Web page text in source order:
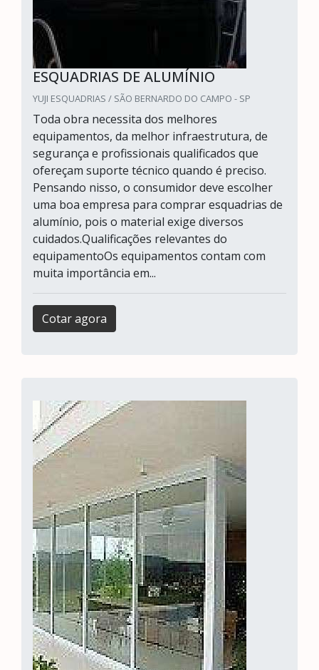
ESQUADRIAS DE ALUMÍNIO
YUJI ESQUADRIAS / SÃO BERNARDO DO CAMPO - SP
Toda obra necessita dos melhores
equipamentos, da melhor infraestrutura, de
segurança e profissionais qualificados que
ofereçam suporte técnico quando é preciso.
Pensando nisso, o consumidor deve escolher
uma boa empresa para comprar esquadrias de
alumínio, pois o material exige diversos
cuidados.Qualificações relevantes do
equipamentoOs equipamentos contam com
muita importância em...
Cotar agora